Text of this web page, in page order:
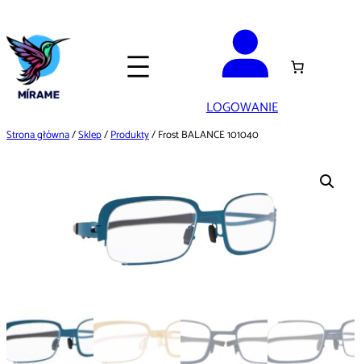
do
treści
LOGOWANIE
Strona główna/Sklep/Produkty/ Frost BALANCE 101040